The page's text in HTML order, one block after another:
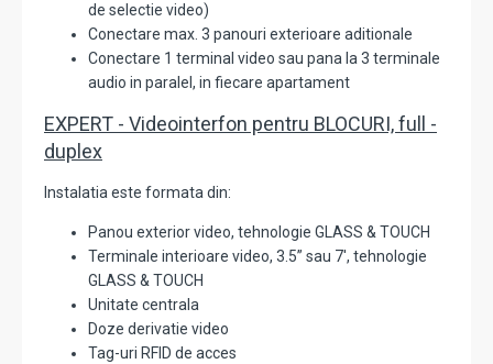
de selectie video)
Conectare max. 3 panouri exterioare aditionale
Conectare 1 terminal video sau pana la 3 terminale
audio in paralel, in fiecare apartament
EXPERT - Videointerfon pentru BLOCURI, full -
duplex
Instalatia este formata din:
Panou exterior video, tehnologie GLASS & TOUCH
Terminale interioare video, 3.5” sau 7', tehnologie
GLASS & TOUCH
Unitate centrala
Doze derivatie video
Tag-uri RFID de acces